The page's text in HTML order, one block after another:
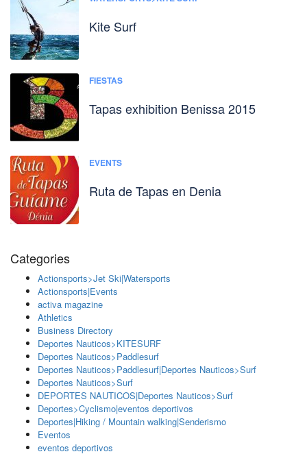
Kite Surf
FIESTAS
Tapas exhibition Benissa 2015
EVENTS
Ruta de Tapas en Denia
Categories
Actionsports>Jet Ski|Watersports
Actionsports|Events
activa magazine
Athletics
Business Directory
Deportes Nauticos>KITESURF
Deportes Nauticos>Paddlesurf
Deportes Nauticos>Paddlesurf|Deportes Nauticos>Surf
Deportes Nauticos>Surf
DEPORTES NAUTICOS|Deportes Nauticos>Surf
Deportes>Cyclismo|eventos deportivos
Deportes|Hiking / Mountain walking|Senderismo
Eventos
eventos deportivos